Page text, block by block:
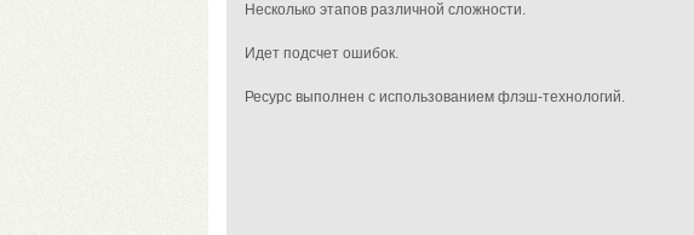
Несколько этапов различной сложности.
Идет подсчет ошибок.
Ресурс выполнен с использованием флэш-технологий.